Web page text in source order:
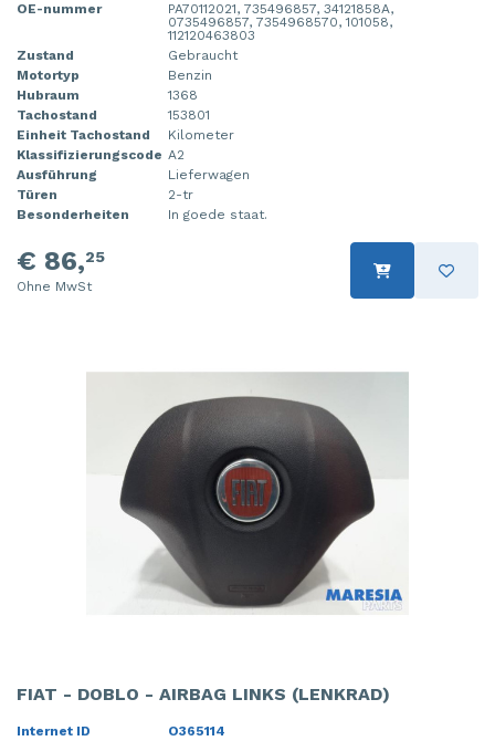
OE-nummer
PA70112021, 735496857, 34121858A,
0735496857, 7354968570, 101058,
112120463803
Zustand
Gebraucht
Motortyp
Benzin
Hubraum
1368
Tachostand
153801
Einheit Tachostand
Kilometer
Klassifizierungscode A2
Ausführung
Lieferwagen
Türen
2-tr
Besonderheiten
In goede staat.
€ 86,25
Ohne MwSt
FIAT - DOBLO - AIRBAG LINKS (LENKRAD)
Internet ID
O365114